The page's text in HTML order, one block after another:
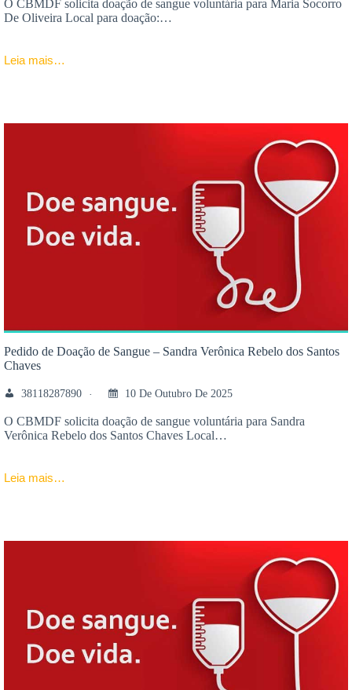
O CBMDF solicita doação de sangue voluntária para Maria Socorro
De Oliveira Local para doação:…
Leia mais…
Pedido de Doação de Sangue – Sandra Verônica Rebelo dos Santos
Chaves
38118287890 10 De Outubro De 2025
O CBMDF solicita doação de sangue voluntária para Sandra
Verônica Rebelo dos Santos Chaves Local…
Leia mais…